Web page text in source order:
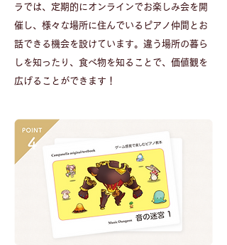
ラでは、定期的にオンラインでお楽しみ会を開
催し、様々な場所に住んでいるピアノ仲間とお
話できる機会を設けています。違う場所の暮ら
しを知ったり、食べ物を知ることで、価値観を
広げることができます！